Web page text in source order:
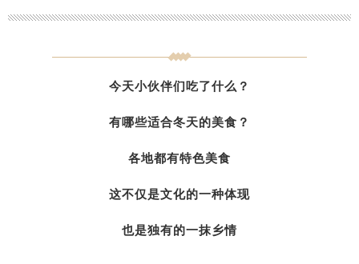
今天小伙伴们 吃了什么？
有哪些适合冬天的美食？
各地都有特色美食
这不仅是文化的一种体现
也是独有的一抹乡情